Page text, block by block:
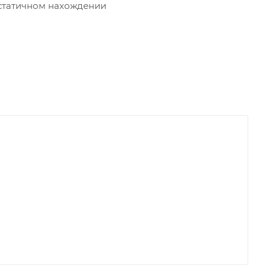
нахождении
класть на пол